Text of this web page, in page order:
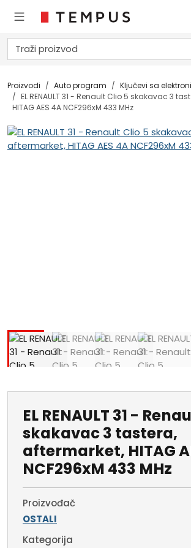
Proizvodi Auto program
Ključevi sa
EL RENAULT 31 - Renault Clio 5 skakavac 3
HITAG AES 4A NCF296xM 433 MHz
EL RENAULT 31 -
skakavac 3 tastera,
aftermarket, HITAG
NCF296xM 433 MHz
Proizvođač
OSTALI
Kategorija